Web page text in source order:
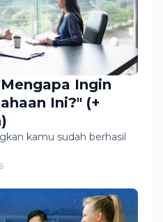
Ingin
Ini?" (+
kamu sudah berhasil